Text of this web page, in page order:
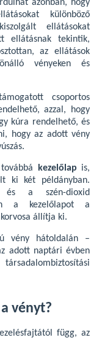
azonban, hogy
különböző
ellátásokat
ellátásnak tekintik,
az ellátások
vényeken és
csoportos
azzal, hogy
kúra rendelhető, és
hogy az adott vény
kezelőlap is,
ki két példányban.
és a szén-dioxid
a kezelőlapot a
állítja ki.
vény hátoldalán –
adott naptári évben
vényt?
függ, az